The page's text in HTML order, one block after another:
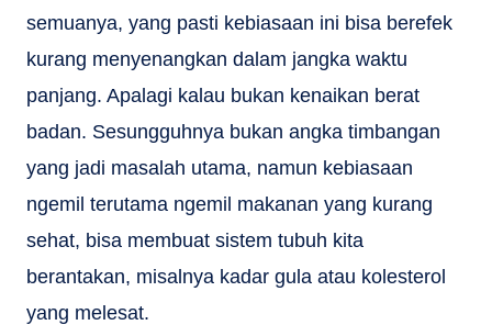
semuanya, yang pasti kebiasaan ini bisa berefek
kurang menyenangkan dalam jangka waktu
panjang. Apalagi kalau bukan kenaikan berat
badan. Sesungguhnya bukan angka timbangan
yang jadi masalah utama, namun kebiasaan
ngemil terutama ngemil makanan yang kurang
sehat, bisa membuat sistem tubuh kita
berantakan, misalnya kadar gula atau kolesterol
yang melesat.